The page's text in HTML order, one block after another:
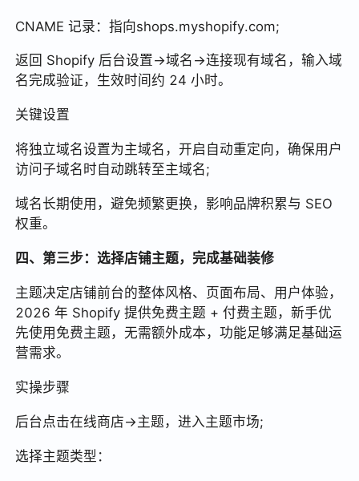
CNAME 记录：指向shops.myshopify.com;
返回 Shopify 后台设置→域名→连接现有域名，输入域
名完成验证，生效时间约 24 小时。
关键设置
将独立域名设置为主域名，开启自动重定向，确保用户
访问子域名时自动跳转至主域名;
域名长期使用，避免频繁更换，影响品牌积累与 SEO
权重。
四、第三步：选择店铺主题，完成基础装修
主题决定店铺前台的整体风格、页面布局、用户体验，
2026 年 Shopify 提供免费主题 + 付费主题，新手优
先使用免费主题，无需额外成本，功能足够满足基础运
营需求。
实操步骤
后台点击在线商店→主题，进入主题市场;
选择主题类型：